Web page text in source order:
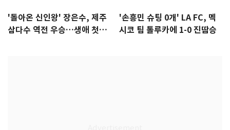
'돌아온 신인왕' 장은수, 제주
삼다수 역전 우승…생애 첫승
'손흥민 슈팅 0개' LA FC, 멕
시코 팀 톨루카에 1-0 진땀승